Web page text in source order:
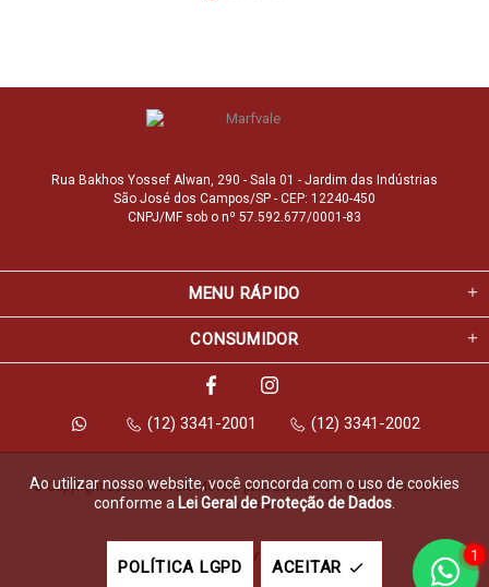
Rua Bakhos Yossef Alwan, 290 - Sala 01 - Jardim das Indústrias
São José dos Campos/SP - CEP: 12240-450
CNPJ/MF sob o nº 57.592.677/0001-83
MENU RÁPIDO
CONSUMIDOR
(12) 3341-2001 (12) 3341-2002
© Copyright 2026 Marfvale Móveis para Escritório. Todos os direitos
reservados.
Feito com
Ao utilizar nosso website, você concorda com o uso de cookies
conforme a Lei Geral de Proteção de Dados
POLÍTICA LGPD ACEITAR
1